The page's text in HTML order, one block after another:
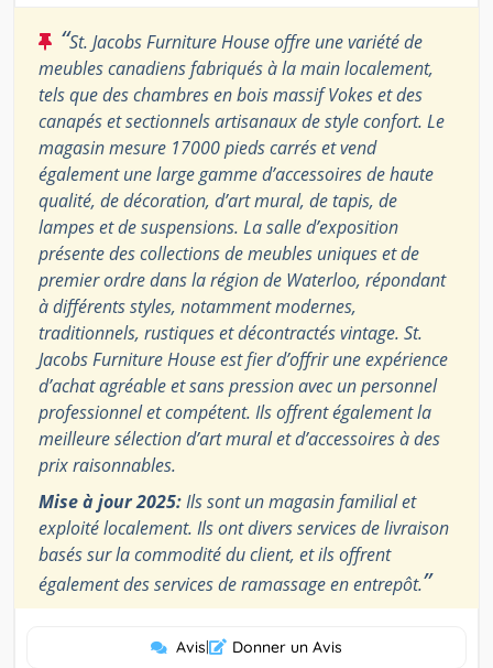
“St. Jacobs Furniture House offre une variété de
meubles canadiens fabriqués à la main localement,
tels que des chambres en bois massif Vokes et des
canapés et sectionnels artisanaux de style confort. Le
magasin mesure 17000 pieds carrés et vend
également une large gamme d’accessoires de haute
qualité, de décoration, d’art mural, de tapis, de
lampes et de suspensions. La salle d’exposition
présente des collections de meubles uniques et de
premier ordre dans la région de Waterloo, répondant
à différents styles, notamment modernes,
traditionnels, rustiques et décontractés vintage. St.
Jacobs Furniture House est fier d’offrir une expérience
d’achat agréable et sans pression avec un personnel
professionnel et compétent. Ils offrent également la
meilleure sélection d’art mural et d’accessoires à des
prix raisonnables.
Mise à jour 2025:Ils sont un magasin familial et
exploité localement. Ils ont divers services de livraison
basés sur la commodité du client, et ils offrent
également des services de ramassage en entrepôt.”
Avis| Donner un Avis